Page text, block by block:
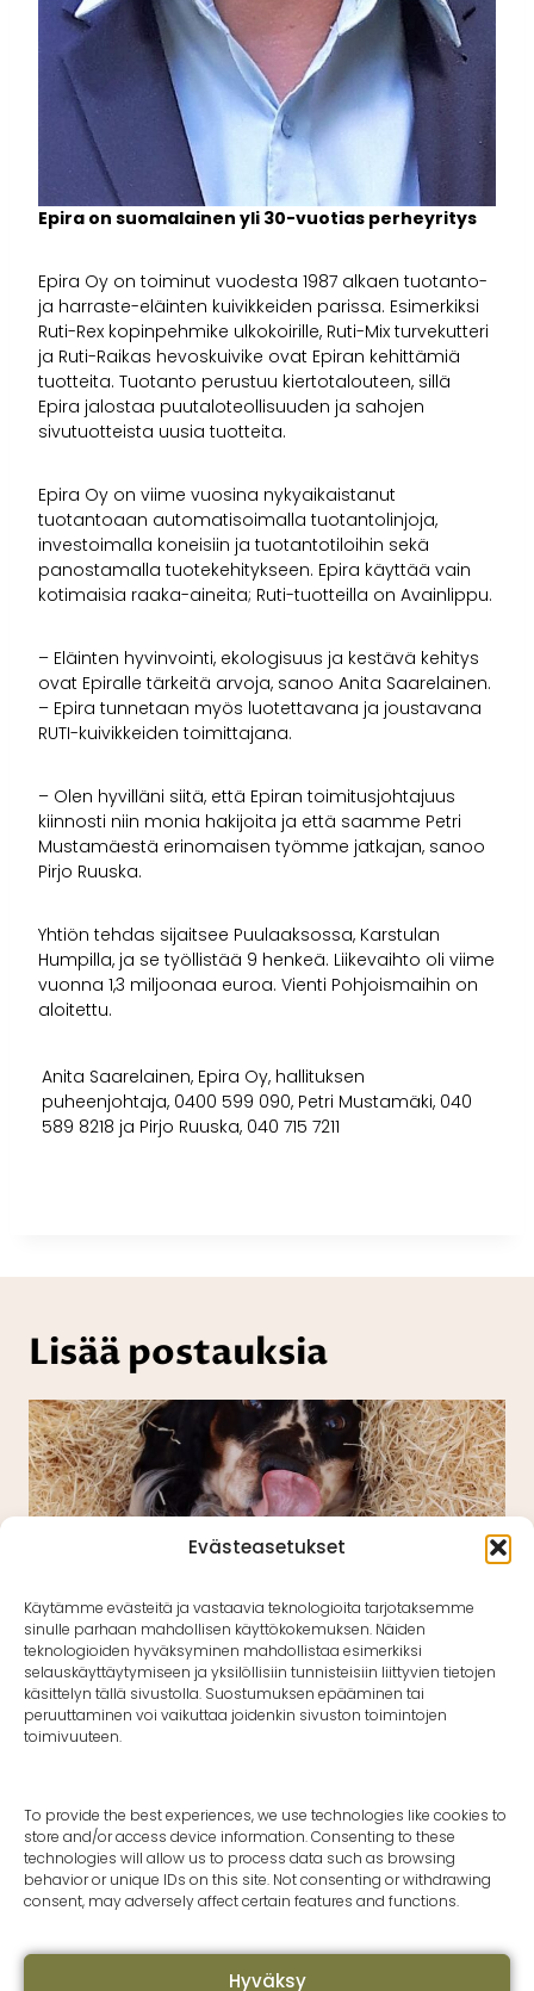
Evästeasetukset
Käytämme evästeitä ja vastaavia teknologioita tarjotaksemme
sinulle parhaan mahdollisen käyttökokemuksen. Näiden
teknologioiden hyväksyminen mahdollistaa esimerkiksi
selauskäyttäytymiseen ja yksilöllisiin tunnisteisiin liittyvien tietojen
käsittelyn tällä sivustolla. Suostumuksen epääminen tai
peruuttaminen voi vaikuttaa joidenkin sivuston toimintojen
toimivuuteen.
To provide the best experiences, we use technologies like cookies to
store and/or access device information. Consenting to these
technologies will allow us to process data such as browsing
behavior or unique IDs on this site. Not consenting or withdrawing
consent, may adversely affect certain features and functions.
Hyväksy
Epira on suomalainen yli 30-vuotias perheyritys
Epira Oy on toiminut vuodesta 1987 alkaen tuotanto-
ja harraste-eläinten kuivikkeiden parissa. Esimerkiksi
Ruti-Rex kopinpehmike ulkokoirille, Ruti-Mix turvekutteri
ja Ruti-Raikas hevoskuivike ovat Epiran kehittämiä
tuotteita. Tuotanto perustuu kiertotalouteen, sillä
Epira jalostaa puutaloteollisuuden ja sahojen
sivutuotteista uusia tuotteita.
Epira Oy on viime vuosina nykyaikaistanut
tuotantoaan automatisoimalla tuotantolinjoja,
investoimalla koneisiin ja tuotantotiloihin sekä
panostamalla tuotekehitykseen. Epira käyttää vain
kotimaisia raaka-aineita; Ruti-tuotteilla on Avainlippu.
– Eläinten hyvinvointi, ekologisuus ja kestävä kehitys
ovat Epiralle tärkeitä arvoja, sanoo Anita Saarelainen.
– Epira tunnetaan myös luotettavana ja joustavana
RUTI-kuivikkeiden toimittajana.
– Olen hyvilläni siitä, että Epiran toimitusjohtajuus
kiinnosti niin monia hakijoita ja että saamme Petri
Mustamäestä erinomaisen työmme jatkajan, sanoo
Pirjo Ruuska.
Yhtiön tehdas sijaitsee Puulaaksossa, Karstulan
Humpilla, ja se työllistää 9 henkeä. Liikevaihto oli viime
vuonna 1,3 miljoonaa euroa. Vienti Pohjoismaihin on
aloitettu.
Anita Saarelainen, Epira Oy, hallituksen
puheenjohtaja, 0400 599 090, Petri Mustamäki, 040
589 8218 ja Pirjo Ruuska, 040 715 7211
Lisää postauksia